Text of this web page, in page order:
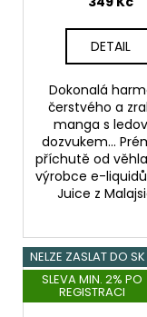
DETAIL
Dokonalá
čerstvého a
manga s
dozvukem...
příchutě od
výrobce e-
Juice z
NELZE ZASLAT DO SK
SLEVA MIN. 2% PO
REGISTRACI